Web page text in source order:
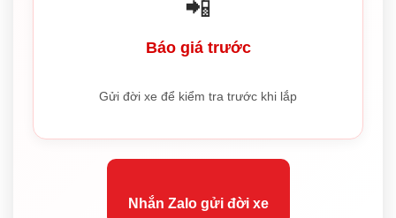
📲
Báo giá trước
Gửi đời xe để kiểm tra trước khi lắp
Nhắn Zalo gửi đời xe